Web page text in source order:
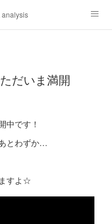
analysis
つ”
だいま満開
中です！
とわずか…
すよ☆